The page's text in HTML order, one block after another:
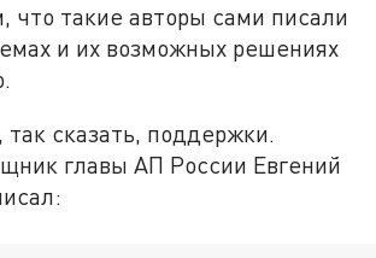
что такие авторы сами писали
и их возможных решениях
сказать, поддержки.
главы АП России Евгений